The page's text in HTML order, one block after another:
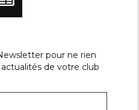
pour ne rien
de votre club